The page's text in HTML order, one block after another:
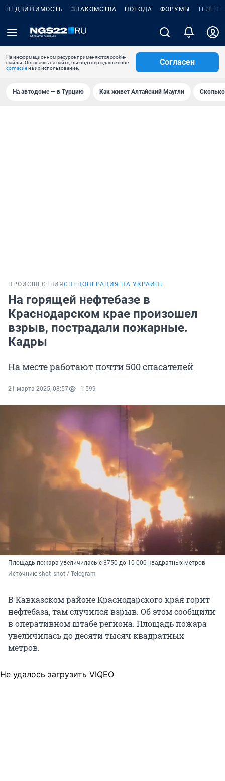
НЕДВИЖИМОСТЬ ЗНАКОМСТВА ПОГОДА ФОРУМЫ
На информационном ресурсе применяются cookie-
файлы. Оставаясь на сайте, вы подтверждаете свое
согласиена их использование.
Согласен
На автодоме — в Турцию Как живет Алтайский Маугли
ПРОИСШЕСТВИЯ СПЕЦОПЕРАЦИЯ НА УКРАИНЕ
На горящей нефтебазе в
Краснодарском крае произошел
взрыв, пострадали пожарные.
Кадры
На месте работают почти 500 спасателей
21 марта 2025, 08:57 1 599
Площадь пожара увеличилась с 3750 до 10 000 квадратных метров
Источник: shot_shot / Telegram
В Кавказском районе Краснодарского края горит
нефтебаза, там случился взрыв. Об этом сообщили
в оперативном штабе региона. Площадь пожара
увеличилась до десяти тысяч квадратных
метров.
Не удалось загрузить VIQEO